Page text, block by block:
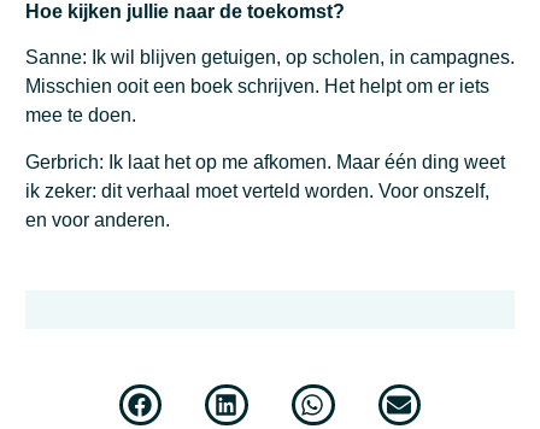
Hoe kijken jullie naar de toekomst?
Sanne: Ik wil blijven getuigen, op scholen, in campagnes.
Misschien ooit een boek schrijven. Het helpt om er iets
mee te doen.
Gerbrich: Ik laat het op me afkomen. Maar één ding weet
ik zeker: dit verhaal moet verteld worden. Voor onszelf,
en voor anderen.